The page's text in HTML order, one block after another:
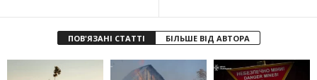
ПОВ'ЯЗАНІ СТАТТІ БІЛЬШЕ ВІД АВТОРА